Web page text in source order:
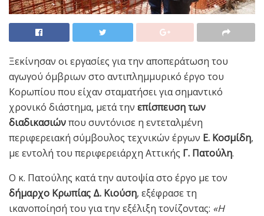
Ξεκίνησαν οι εργασίες για την αποπεράτωση του
αγωγού όμβριων στο αντιπλημμυρικό έργο του
Κορωπίου που είχαν σταματήσει για σημαντικό
χρονικό διάστημα, μετά την επίσπευση των
διαδικασιώνπου συντόνισε η εντεταλμένη
περιφερειακή σύμβουλος τεχνικών έργων Ε. Κοσμίδη,
με εντολή του περιφερειάρχη Αττικής Γ. Πατούλη.
Ο κ. Πατούλης κατά την αυτοψία στο έργο με τον
δήμαρχο Κρωπίας Δ. Κιούση, εξέφρασε τη
ικανοποίησή του για την εξέλιξη τονίζοντας: «Η